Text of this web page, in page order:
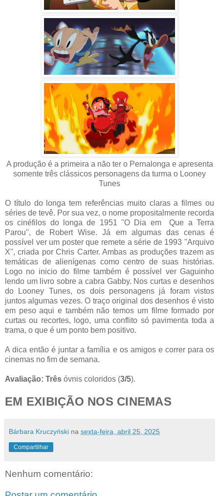
A produção é a primeira a não ter o Pernalonga e apresenta
somente três clássicos personagens da turma o Looney
Tunes
O título do longa tem referências muito claras a filmes ou
séries de tevê. Por sua vez, o nome propositalmente recorda
os cinéfilos do longa de 1951 ''O Dia em Que a Terra
Parou'', de Robert Wise. Já em algumas das cenas é
possível ver um poster que remete a série de 1993 ''Arquivo
X'', criada por Chris Carter. Ambas as produções trazem as
temáticas de alienígenas como centro de suas histórias.
Logo no inicio do filme também é possível ver Gaguinho
lendo um livro sobre a cabra Gabby. Nos curtas e desenhos
do Looney Tunes, os dois personagens já foram vistos
juntos algumas vezes. O traço original dos desenhos é visto
em peso aqui e também não temos um filme formado por
curtas ou recortes, logo, uma conflito só pavimenta toda a
trama, o que é um ponto bem positivo.
A dica então é juntar a família e os amigos e correr para os
cinemas no fim de semana.
Avaliação: Três óvnis coloridos (3/5).
EM EXIBIÇÃO NOS CINEMAS
Bárbara Kruczyński na sexta-feira, abril 25, 2025
Compartilhar
Nenhum comentário: